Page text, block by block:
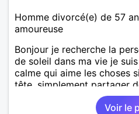
Homme divorcé(e) de 57
amoureuse
Bonjour je recherche la
de soleil dans ma vie je
calme qui aime les choses
tête, simplement partager
une personne qui me
Voir le